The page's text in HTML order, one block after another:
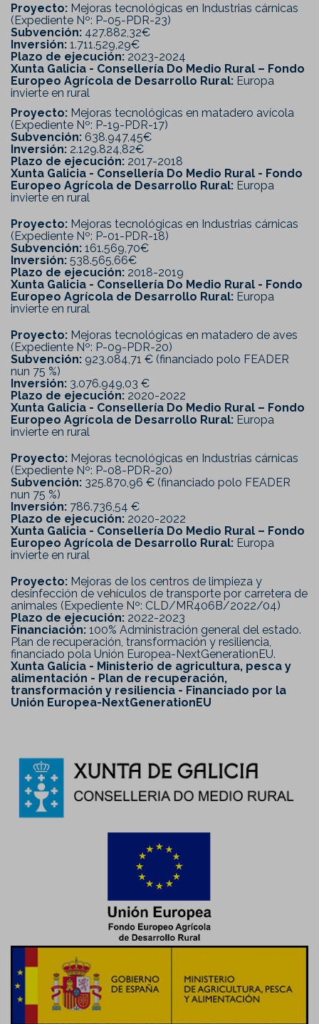
Proyecto: Mejoras tecnológicas en Industrias cárnicas
(Expediente Nº: P-05-PDR-23)
Subvención: 427.882,32€
Inversión: 1.711.529,29€
Plazo de ejecución: 2023-2024
Xunta Galicia - Consellería Do Medio Rural – Fondo
Europeo Agrícola de Desarrollo Rural: Europa
invierte en rural
Proyecto: Mejoras tecnológicas en matadero avícola
(Expediente Nº: P-19-PDR-17)
Subvención: 638.947,45€
Inversión: 2.129.824,82€
Plazo de ejecución: 2017-2018
Xunta Galicia - Consellería Do Medio Rural - Fondo
Europeo Agrícola de Desarrollo Rural: Europa
invierte en rural
Proyecto: Mejoras tecnológicas en Industrias cárnicas
(Expediente Nº: P-01-PDR-18)
Subvención: 161.569,70€
Inversión: 538.565,66€
Plazo de ejecución: 2018-2019
Xunta Galicia - Consellería Do Medio Rural - Fondo
Europeo Agrícola de Desarrollo Rural: Europa
invierte en rural
Proyecto: Mejoras tecnológicas en matadero de aves
(Expediente Nº: P-09-PDR-20)
Subvención: 923.084,71 € (financiado polo FEADER
nun 75 %)
Inversión: 3.076.949,03 €
Plazo de ejecución: 2020-2022
Xunta Galicia - Consellería Do Medio Rural – Fondo
Europeo Agrícola de Desarrollo Rural: Europa
invierte en rural
Proyecto: Mejoras tecnológicas en Industrias cárnicas
(Expediente Nº: P-08-PDR-20)
Subvención: 325.870,96 € (financiado polo FEADER
nun 75 %)
Inversión: 786.736,54 €
Plazo de ejecución: 2020-2022
Xunta Galicia - Consellería Do Medio Rural – Fondo
Europeo Agrícola de Desarrollo Rural: Europa
invierte en rural
Proyecto: Mejoras de los centros de limpieza y
desinfección de vehículos de transporte por carretera de
animales (Expediente Nº: CLD/MR406B/2022/04)
Plazo de ejecución: 2022-2023
Financiación: 100% Administración general del estado.
Plan de recuperación, transformación y resiliencia,
financiado pola Unión Europea-NextGenerationEU.
Xunta Galicia - Ministerio de agricultura, pesca y
alimentación - Plan de recuperación,
transformación y resiliencia - Financiado por la
Unión Europea-NextGenerationEU